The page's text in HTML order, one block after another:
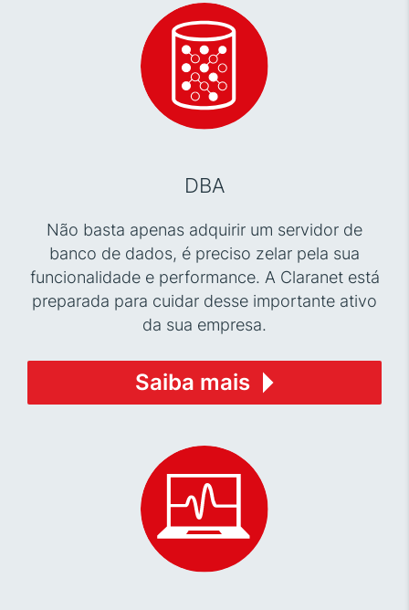
DBA
Não basta apenas adquirir um servidor de
banco de dados, é preciso zelar pela sua
funcionalidade e performance. A Claranet está
preparada para cuidar desse importante ativo
da sua empresa.
Saiba mais